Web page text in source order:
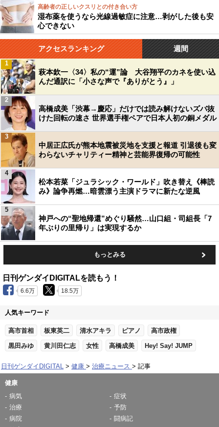
高齢者の正しいクスリとの付き合い方
湿布薬を使うなら光線過敏症に注意…剥がした後も安
心できない
アクセスランキング 週間
萩本欽一〈34〉私の“運”論 大谷翔平のカネを使い込
んだ通訳に「小さな声で『ありがとう』」
1
高橋成美「渋幕→慶応」だけでは読み解けないズバ抜
けた回転の速さ 世界選手権ペアで日本人初の銅メダル
2
中居正広氏が熊本地震被災地を支援と報道 引退後も変
わらないチャリティー精神と芸能界復帰の可能性
3
松本若菜「ジュラシック・ワールド」吹き替え《棒読
み》論争再燃…暗雲漂う主演ドラマに新たな逆風
4
神戸への“聖地帰還”めぐり騒然…山口組・司組長「7
年ぶりの里帰り」は実現するか
5
もっとみる
日刊ゲンダイDIGITALを読もう！
6.6万 18.5万
人気キーワード
高市首相 板東英二 清水アキラ ピアノ 高市政権
黒田みゆ 黄川田仁志 女性 高橋成美 Hey! Say! JUMP
日刊ゲンダイDIGITAL 健康 治療ニュース 記事
健康
病気
症状
治療
予防
病院
闘病記